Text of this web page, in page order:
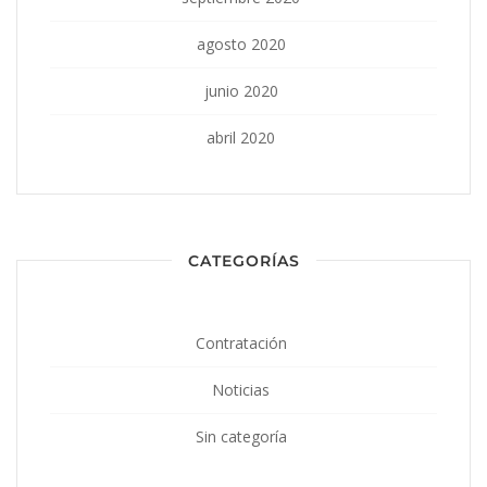
agosto 2020
junio 2020
abril 2020
CATEGORÍAS
Contratación
Noticias
Sin categoría